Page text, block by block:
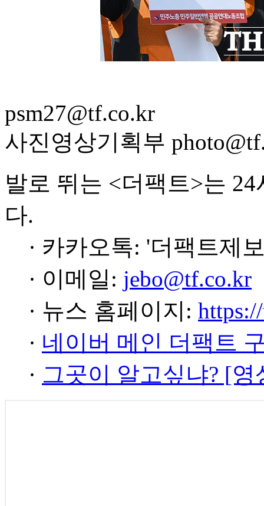
psm27@tf.co.kr
사진영상기획부
발로 뛰는 <더팩트>는
다.
· 카카오톡: '더팩트제
· 이메일: jebo@tf.co.kr
· 뉴스 홈페이지:
· 네이버 메인 더팩트
· 그곳이 알고싶냐? [